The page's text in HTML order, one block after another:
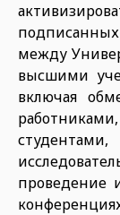
между
высшими
включая
проведение